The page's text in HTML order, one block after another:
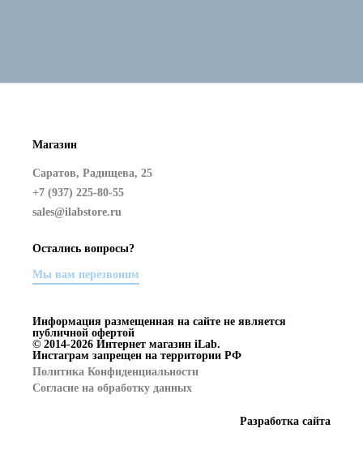
Магазин
Саратов, Радищева, 25
+7 (937) 225-80-55
sales@ilabstore.ru
Политика Конфиденциальности
Согласие на обработку данных
Остались вопросы?
Мы вам перезвоним
Информация размещенная на сайте не является
публичной офертой
© 2014-2026 Интернет магазин iLab.
Инстаграм запрещен на территории РФ
Разработка сайта